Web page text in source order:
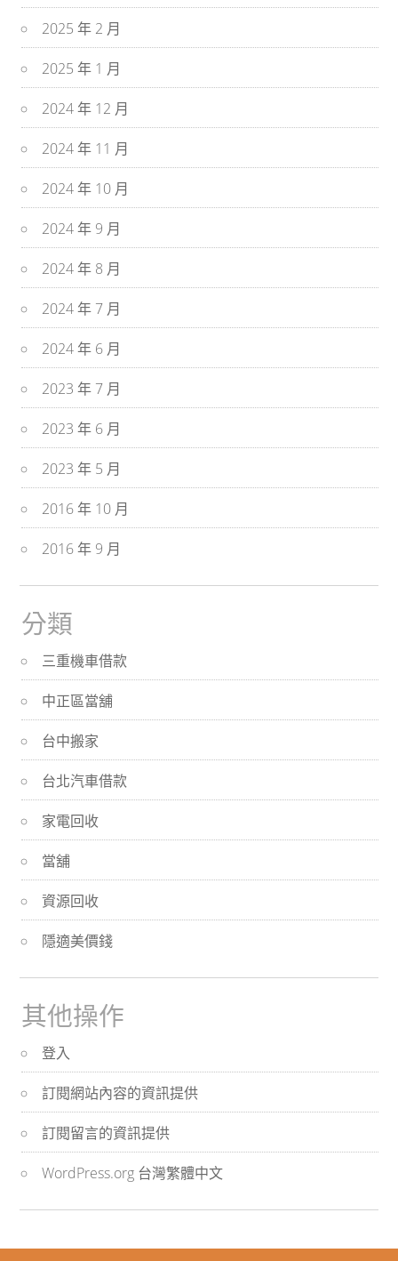
2025 年 2 月
2025 年 1 月
2024 年 12 月
2024 年 11 月
2024 年 10 月
2024 年 9 月
2024 年 8 月
2024 年 7 月
2024 年 6 月
2023 年 7 月
2023 年 6 月
2023 年 5 月
2016 年 10 月
2016 年 9 月
分類
三重機車借款
中正區當舖
台中搬家
台北汽車借款
家電回收
當舖
資源回收
隱適美價錢
其他操作
登入
訂閱網站內容的資訊提供
訂閱留言的資訊提供
WordPress.org 台灣繁體中文